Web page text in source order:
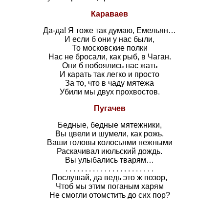
Караваев
Да-да! Я тоже так думаю, Емельян…
И если б они у нас были,
То московские полки
Нас не бросали, как рыб, в Чаган.
Они б побоялись нас жать
И карать так легко и просто
За то, что в чаду мятежа
Убили мы двух прохвостов.
Пугачев
Бедные, бедные мятежники,
Вы цвели и шумели, как рожь.
Ваши головы колосьями нежными
Раскачивал июльский дождь.
Вы улыбались тварям…
. . . . . . . . . . . . . . . . . . . . . . .
Послушай, да ведь это ж позор,
Чтоб мы этим поганым харям
Не смогли отомстить до сих пор?